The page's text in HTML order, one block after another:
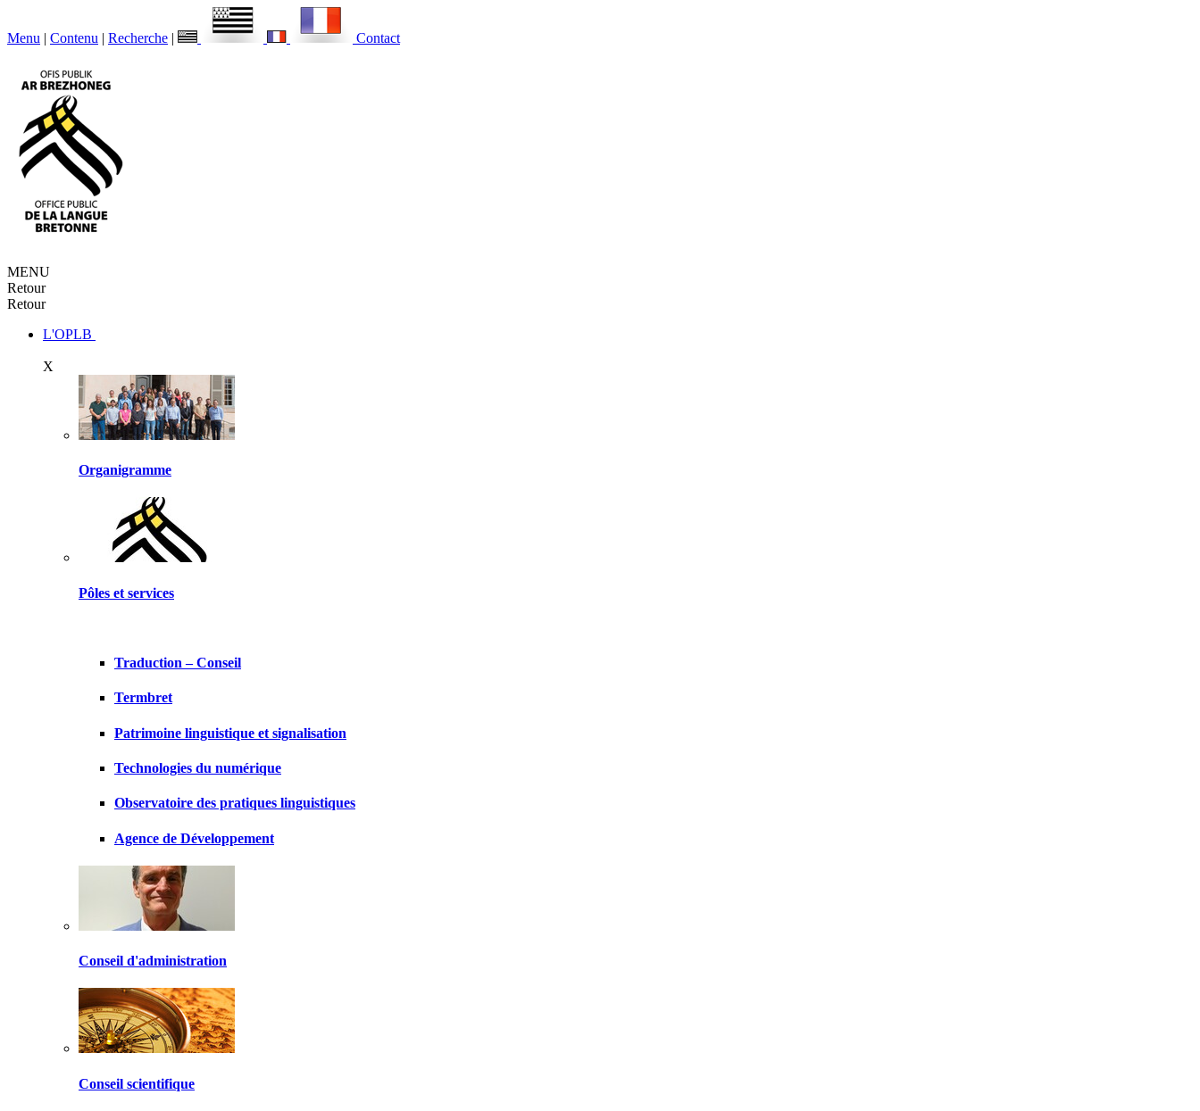
Menu | Contenu | Recherche | Contact
MENU
Retour
Retour
L'OPLB
X
Organigramme
Pôles et services
Traduction – Conseil
Termbret
Patrimoine linguistique et signalisation
Technologies du numérique
Observatoire des pratiques linguistiques
Agence de Développement
Conseil d'administration
Conseil scientifique